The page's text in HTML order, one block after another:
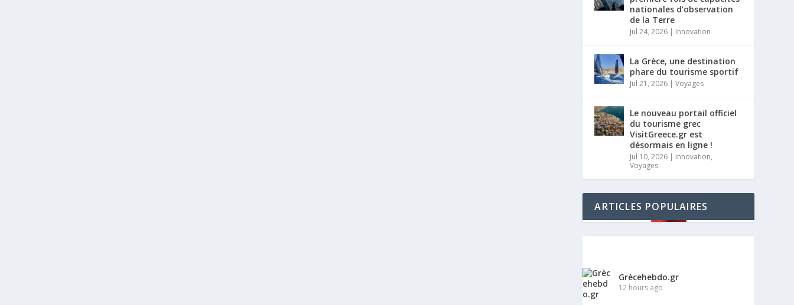
nationales d’observation
de la Terre
Jul 24, 2026 | Innovation
La Grèce, une destination
phare du tourisme sportif
Jul 21, 2026 |Voyages
Le nouveau portail officiel
du tourisme grec
VisitGreece.gr est
désormais en ligne !
Jul 10, 2026 | Innovation,
Voyages
ARTICLES POPULAIRES
Grècehebdo.gr
12 hours ago